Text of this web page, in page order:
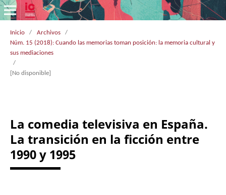
Inicio / Archivos
/
Núm. 15 (2018): Cuando las memorias toman posición: la memoria cultural y
sus mediaciones
/
[No disponible]
La comedia televisiva en España.
La transición en la ficción entre
1990 y 1995